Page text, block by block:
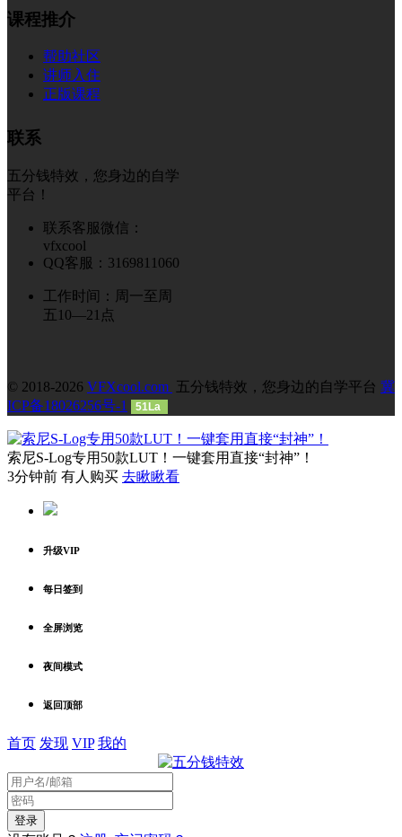
课程推介
帮助社区
讲师入住
正版课程
联系
五分钱特效，您身边的自学
平台！
联系客服微信：
vfxcool
QQ客服：3169811060
工作时间：周一至周
五10—21点
© 2018-2026 VFXcool.com 五分钱特效，您身边的自学平台 冀
ICP备18026256号-1
51La
索尼S-Log专用50款LUT！一键套用直接“封神”！
3分钟前 有人购买 去瞅瞅看
升级VIP
每日签到
全屏浏览
夜间模式
返回顶部
首页 发现 VIP 我的